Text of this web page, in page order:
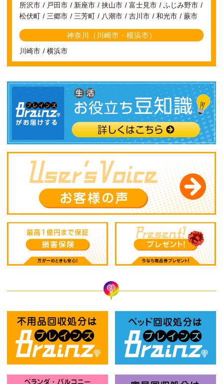
所沢市
戸田市 新座市 挟山市 富士見市
ふじみ野市
松伏町
三郷市 三芳町 八潮市 吉川市 和光市 蕨市
神奈川（川崎市・横浜市）
川崎市 横浜市